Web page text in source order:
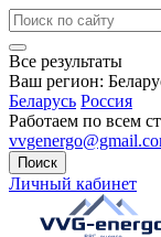
Все результаты
Ваш регион:
Беларусь Россия
Работаем по всем
Поиск
Личный кабинет